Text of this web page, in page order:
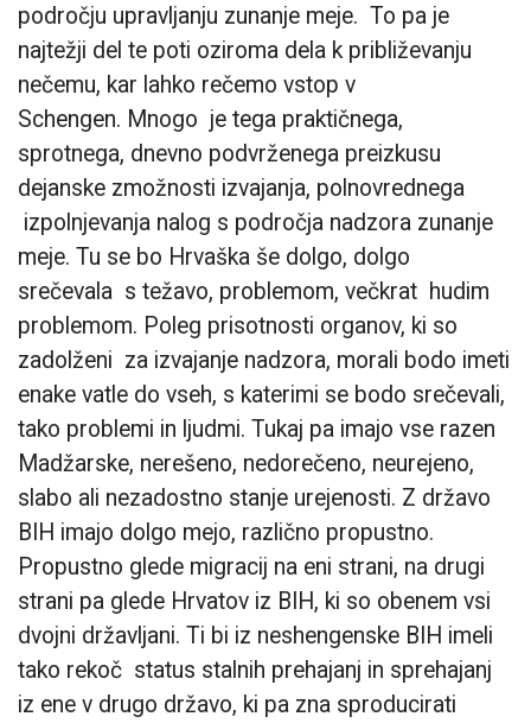
področju upravljanju zunanje meje. To pa je
najtežji del te poti oziroma dela k približevanju
nečemu, kar lahko rečemo vstop v
Schengen. Mnogo je tega praktičnega,
sprotnega, dnevno podvrženega preizkusu
dejanske zmožnosti izvajanja, polnovrednega
izpolnjevanja nalog s področja nadzora zunanje
meje. Tu se bo Hrvaška še dolgo, dolgo
srečevala s težavo, problemom, večkrat hudim
problemom. Poleg prisotnosti organov, ki so
zadolženi za izvajanje nadzora, morali bodo imeti
enake vatle do vseh, s katerimi se bodo srečevali,
tako problemi in ljudmi. Tukaj pa imajo vse razen
Madžarske, nerešeno, nedorečeno, neurejeno,
slabo ali nezadostno stanje urejenosti. Z državo
BIH imajo dolgo mejo, različno propustno.
Propustno glede migracij na eni strani, na drugi
strani pa glede Hrvatov iz BIH, ki so obenem vsi
dvojni državljani. Ti bi iz neshengenske BIH imeli
tako rekoč status stalnih prehajanj in sprehajanj
iz ene v drugo državo, ki pa zna sproducirati